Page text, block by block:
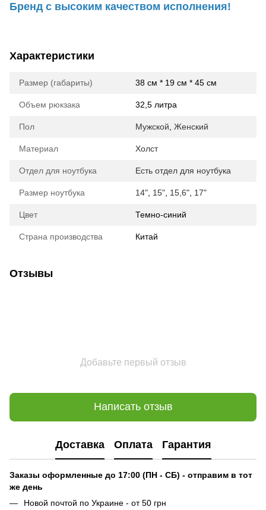
Бренд с высоким качеством исполнения!
Характеристики
Размер (габариты) 38 см * 19 см * 45 см
Объем рюкзака 32,5 литра
Пол Мужской Женский
Материал Холст
Отдел для ноутбука Есть отдел для ноутбука
Размер ноутбука 14" 15" 15,6" 17"
Цвет Темно-синий
Страна производства Китай
Отзывы
Добавьте первый отзыв
Написать отзыв
Доставка Оплата Гарантия
Заказы оформленные до 17:00 (ПН - СБ) - отправим в тот
же день
Новой почтой по Украине - от 50 грн